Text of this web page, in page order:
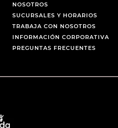
NOSOTROS
SUCURSALES Y HORARIOS
TRABAJA CON NOSOTROS
INFORMACIÓN CORPORATIVA
PREGUNTAS FRECUENTES